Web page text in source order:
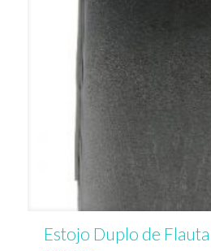
Estojo Duplo de